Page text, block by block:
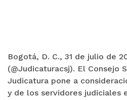
Bogotá, D. C., 31 de julio de
(@Judicaturacsj). El Consejo
Judicatura pone a
y de los servidores judiciales